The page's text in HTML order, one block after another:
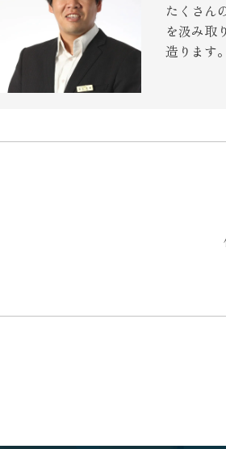
たくさん
を汲み取
造ります。